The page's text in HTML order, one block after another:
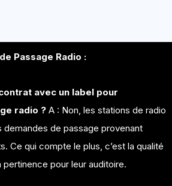
Passage Radio :
avec un label pour
radio ? A : Non, les stations de radio
de passage provenant
Ce qui compte le plus, c’est la qualité
pour leur auditoire.